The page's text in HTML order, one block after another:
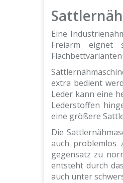
Eine
Freiarm eignet
extra bedient
Leder kann eine
Lederstoffen
eine größere
Die
auch problemlos
gegensatz zu
entsteht durch
auch unter